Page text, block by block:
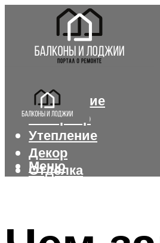
Остекление
Интерьер
Утепление
Декор
Отделка
Меню